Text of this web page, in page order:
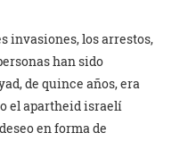
invasiones, los arrestos,
han sido
de quince años, era
el apartheid israelí
en forma de